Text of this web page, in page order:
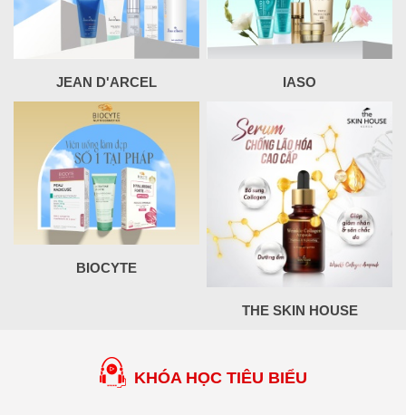
JEAN D'ARCEL IASO
BIOCYTE
THE SKIN HOUSE
KHÓA HỌC TIÊU BIỂU